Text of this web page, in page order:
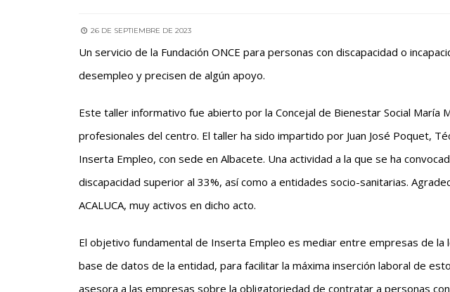
26 DE SEPTIEMBRE DE 2023
Un servicio de la Fundación ONCE para personas con discapacidad o
desempleo y precisen de algún apoyo.
Este taller informativo fue abierto por la Concejal de Bienestar Social María
profesionales del centro. El taller ha sido impartido por Juan José Poquet,
Inserta Empleo, con sede en Albacete. Una actividad a la que se ha
discapacidad superior al 33%, así como a entidades socio-sanitarias.
ACALUCA, muy activos en dicho acto.
El objetivo fundamental de Inserta Empleo es mediar entre empresas de la
base de datos de la entidad, para facilitar la máxima inserción laboral de
asesora a las empresas sobre la obligatoriedad de contratar a personas